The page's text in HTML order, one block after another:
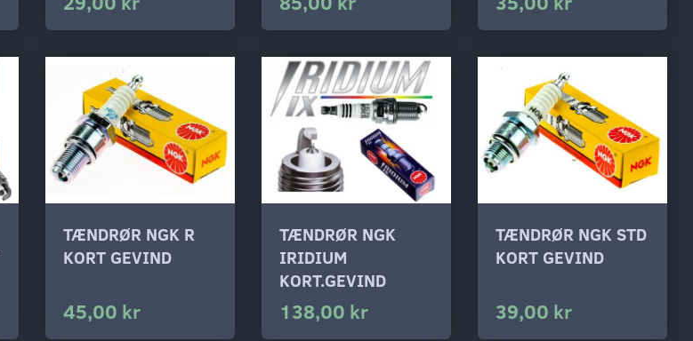
TÆNDRØR NGK R
KORT GEVIND
45,00 kr
TÆNDRØR NGK
IRIDIUM
KORT.GEVIND
138,00 kr
TÆNDRØR NGK STD
KORT GEVIND
39,00 kr